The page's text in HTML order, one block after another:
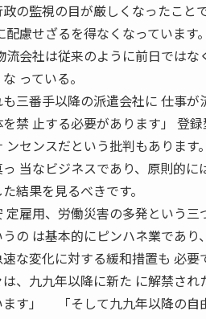
の監視の目が厳しくなったこと
慮せざるを得なくなっています。
流会社は従来のように前日では
っている。
三番手以降の派遣会社に 仕事が
を禁 止する必要があります」
ンセンスだという批判もあります。
当なビジネスであり、原則的に
結果を見るべきです。
定雇用、労働災害の多発という三
の は基本的にピンハネ業であり
な変化に対する緩和措置も 必要
、九九年以降に新た に解禁さ
ます」 「そして九九年以降の自